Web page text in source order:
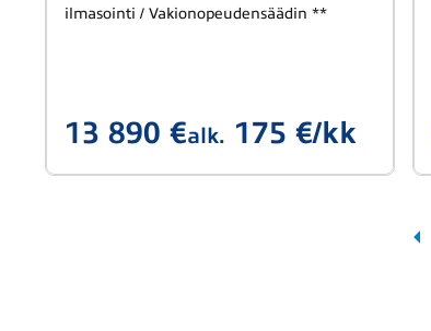
ilmasointi / Vakionopeudensäädin **
13 890 €alk. 175 €/kk